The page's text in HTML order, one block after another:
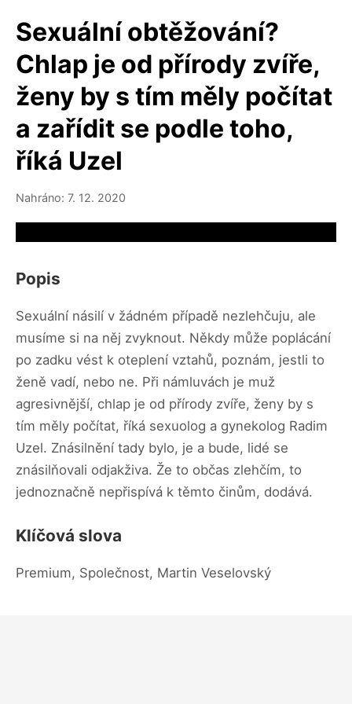
Sexuální obtěžování?
Chlap je od přírody zvíře,
ženy by s tím měly počítat
a zařídit se podle toho,
říká Uzel
Nahráno: 7. 12. 2020
Popis
Sexuální násilí v žádném případě nezlehčuju, ale
musíme si na něj zvyknout. Někdy může poplácání
po zadku vést k oteplení vztahů, poznám, jestli to
ženě vadí, nebo ne. Při námluvách je muž
agresivnější, chlap je od přírody zvíře, ženy by s
tím měly počítat, říká sexuolog a gynekolog Radim
Uzel. Znásilnění tady bylo, je a bude, lidé se
znásilňovali odjakživa. Že to občas zlehčím, to
jednoznačně nepřispívá k těmto činům, dodává.
Klíčová slova
Premium, Společnost, Martin Veselovský